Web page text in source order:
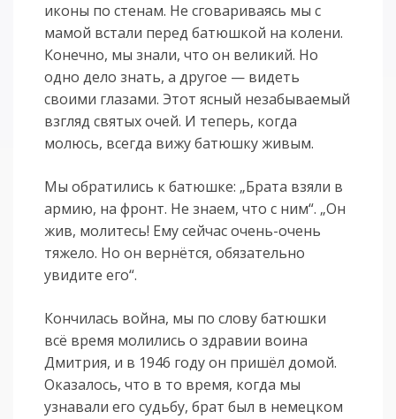
иконы по стенам. Не сговариваясь мы с
мамой встали перед батюшкой на колени.
Конечно, мы знали, что он великий. Но
одно дело знать, а другое — видеть
своими глазами. Этот ясный незабываемый
взгляд святых очей. И теперь, когда
молюсь, всегда вижу батюшку живым.
Мы обратились к батюшке: „Брата взяли в
армию, на фронт. Не знаем, что с ним“. „Он
жив, молитесь! Ему сейчас очень-очень
тяжело. Но он вернётся, обязательно
увидите его“.
Кончилась война, мы по слову батюшки
всё время молились о здравии воина
Дмитрия, и в 1946 году он пришёл домой.
Оказалось, что в то время, когда мы
узнавали его судьбу, брат был в немецком